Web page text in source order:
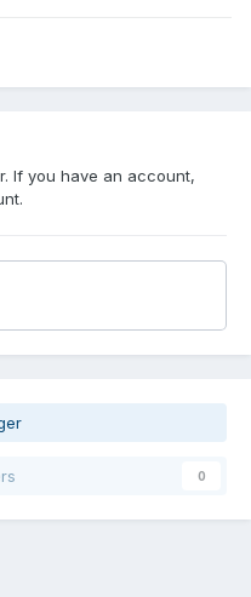
If you have an account,
0